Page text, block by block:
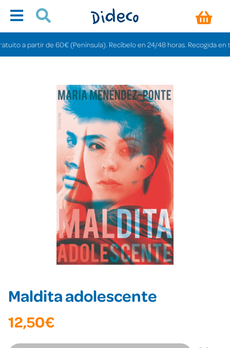
a partir de 60€ (Península). Recíbelo en 24/48 horas. Recogida en
Maldita adolescente
12,50€